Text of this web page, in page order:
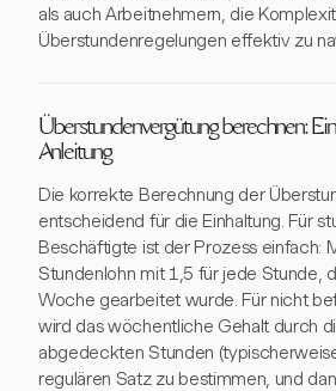
als auch Arbeitnehmern, die
Überstundenregelungen effektiv zu
Überstundenvergütung berechnen:
Anleitung
Die korrekte Berechnung der
entscheidend für die Einhaltung. Für
Beschäftigte ist der Prozess einfach:
Stundenlohn mit 1,5 für jede Stunde,
Woche gearbeitet wurde. Für nicht
wird das wöchentliche Gehalt durch
abgedeckten Stunden
regulären Satz zu bestimmen, und